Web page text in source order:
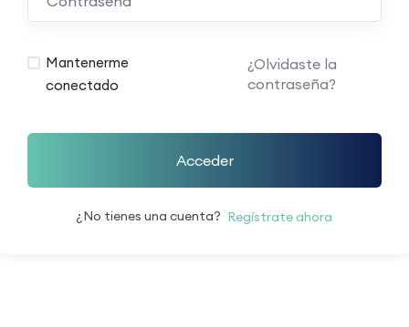
Mantenerme
conectado
¿Olvidaste la
contraseña?
Acceder
¿No tienes una cuenta? Regístrate ahora